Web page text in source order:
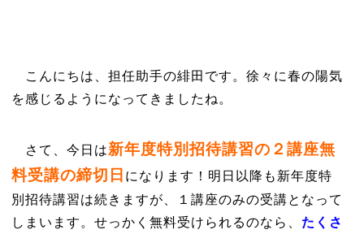
こんにちは、担任助手の緋田です。徐々に春の陽気
を感じるようになってきましたね。
さて、今日は新年度特別招待講習の２講座無
料受講の締切日 になります！明日以降も新年度特
別招待講習は続きますが、１講座のみの受講となって
しまいます。せっかく無料受けられるのなら、 たくさ